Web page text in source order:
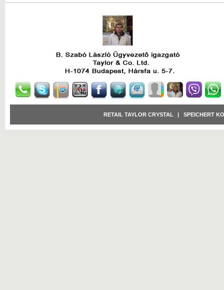
RETAIL TAYLOR CRYSTAL SPEICHERT